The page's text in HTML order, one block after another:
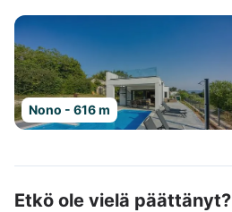
Nono - 616 m
Etkö ole vielä päättänyt?